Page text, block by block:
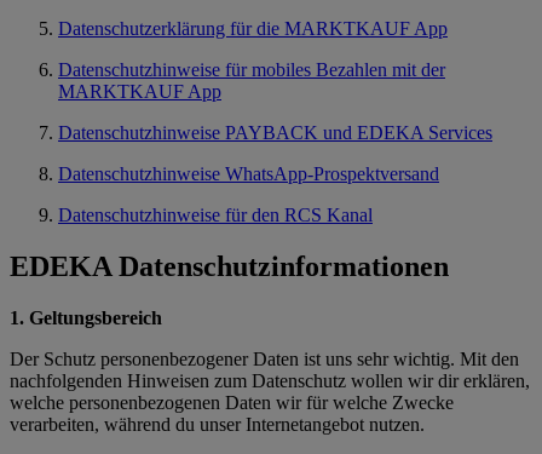
Datenschutzerklärung für die MARKTKAUF App
Datenschutzhinweise für mobiles Bezahlen mit der
MARKTKAUF App
Datenschutzhinweise PAYBACK und EDEKA Services
Datenschutzhinweise WhatsApp-Prospektversand
Datenschutzhinweise für den RCS Kanal
EDEKA Datenschutzinformationen
1. Geltungsbereich
Der Schutz personenbezogener Daten ist uns sehr wichtig. Mit den
nachfolgenden Hinweisen zum Datenschutz wollen wir dir erklären,
welche personenbezogenen Daten wir für welche Zwecke
verarbeiten, während du unser Internetangebot nutzen.